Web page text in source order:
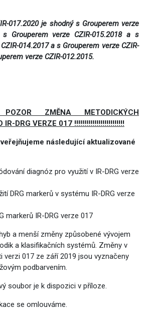
017.2020 je shodný s Grouperem verze
s Grouperem verze CZIR-015.2018 a s
014.2017 a s Grouperem verze CZIR-
verze CZIR-012.2015.
POZOR ZMĚNA METODICKÝCH
IR-DRG VERZE 017 !!!!!!!!!!!!!!!!!!!!!!!!!
následující aktualizované
diagnóz pro využití v IR-DRG verze
DRG markerů v systému IR-DRG verze
markerů IR-DRG verze 017
a menší změny způsobené vývojem
a klasifikačních systémů. Změny v
verzi 017 ze září 2019 jsou vyznačeny
podbarvením.
soubor je k dispozici v příloze.
se omlouváme.